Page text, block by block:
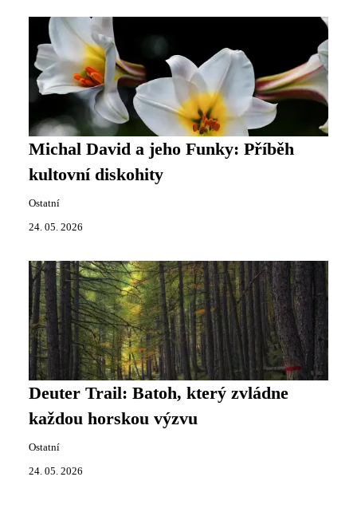
Michal David a jeho Funky: Příběh
kultovní diskohity
Ostatní
24. 05. 2026
Deuter Trail: Batoh, který zvládne
každou horskou výzvu
Ostatní
24. 05. 2026